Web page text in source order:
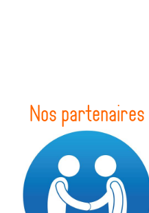
Nos partenaires